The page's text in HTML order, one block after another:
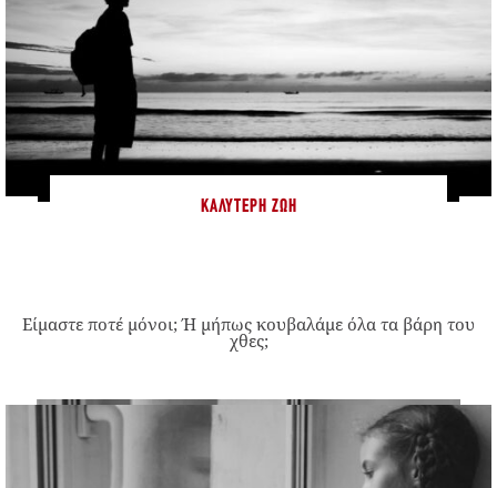
ΚΑΛΎΤΕΡΗ ΖΩΉ
Είμαστε ποτέ μόνοι; Ή μήπως κουβαλάμε όλα τα βάρη του
χθες;